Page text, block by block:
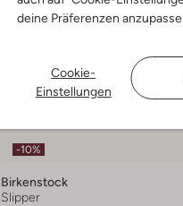
deine Präferenzen
Cookie-
Einstellungen
-10%
Birkenstock
Slipper